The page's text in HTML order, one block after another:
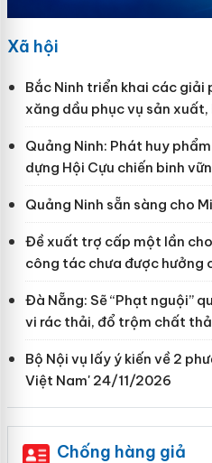
Xã hội
Bắc Ninh triển khai các giải
xăng dầu phục vụ sản
Quảng Ninh: Phát huy
dựng Hội Cựu chiến binh
Quảng Ninh sẵn sàng cho
Đề xuất trợ cấp một lần
công tác chưa được hưởng
Đà Nẵng: Sẽ “Phạt nguội”
vi rác thải, đổ trộm chất
Bộ Nội vụ lấy ý kiến về 2
Việt Nam' 24/11/2026
Chống hàng giả